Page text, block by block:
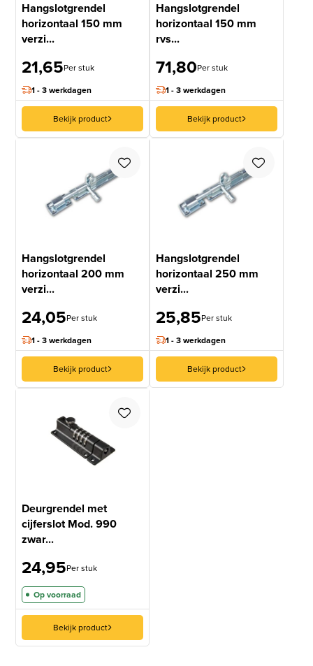
Hangslotgrendel
horizontaal 150 mm
verzi...
21,65Per stuk
1 - 3 werkdagen
Bekijk product
Hangslotgrendel
horizontaal 150 mm
rvs...
71,80Per stuk
1 - 3 werkdagen
Bekijk product
Hangslotgrendel
horizontaal 200 mm
verzi...
24,05Per stuk
1 - 3 werkdagen
Bekijk product
Hangslotgrendel
horizontaal 250 mm
verzi...
25,85Per stuk
1 - 3 werkdagen
Bekijk product
Deurgrendel met
cijferslot Mod. 990
zwar...
24,95Per stuk
Op voorraad
Bekijk product